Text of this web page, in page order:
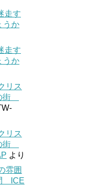
走す
うか
走す
うか
リス
街
リス
街
より
雰囲
ICE